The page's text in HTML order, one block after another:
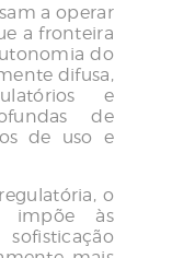
a operar
a fronteira
do
difusa,
e
de
de uso e
o
impõe às